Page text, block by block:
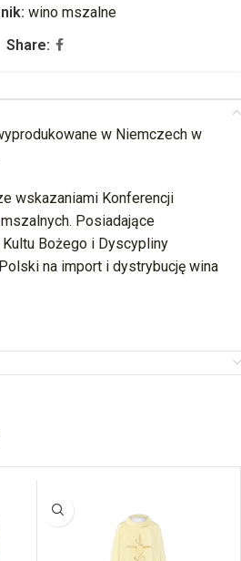
wino mszalne
Share:
w Niemczech w
wskazaniami Konferencji
Posiadające
Bożego i Dyscypliny
na import i dystrybucję wina